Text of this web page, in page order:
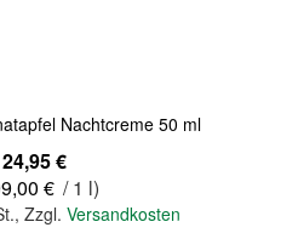
Nachtcreme 50 ml
24,95 €
€ / 1 l)
,Zzgl.Versandkosten